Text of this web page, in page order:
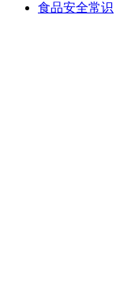
食品安全常识